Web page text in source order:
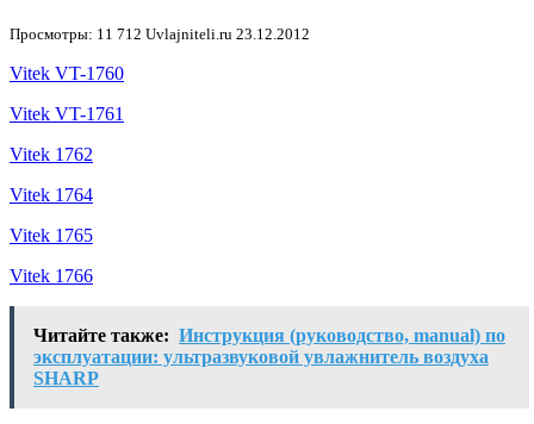
Просмотры: 11 712 Uvlajniteli.ru 23.12.2012
Vitek VT-1760
Vitek VT-1761
Vitek 1762
Vitek 1764
Vitek 1765
Vitek 1766
Читайте также: Инструкция (руководство, manual) по
эксплуатации: ультразвуковой увлажнитель воздуха
SHARP